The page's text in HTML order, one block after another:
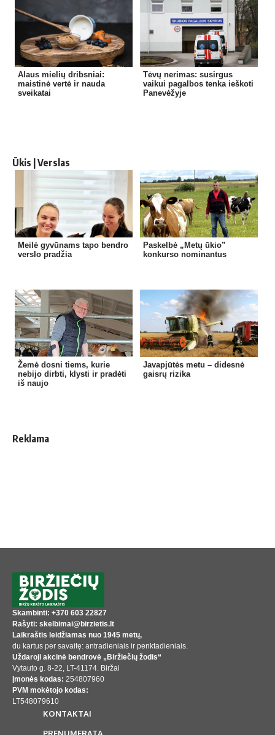
Alaus mielių dribsniai:
maistinė vertė ir nauda
sveikatai
Tėvų nerimas: susirgus
vaikui pagalbos tenka ieškoti
Panevėžyje
Ūkis | Verslas
Meilė gyvūnams tapo bendro
verslo pradžia
Paskelbė „Metų ūkio”
konkurso nominantus
Žemė dosni tiems, kurie
nebijo dirbti, klysti ir pradėti
iš naujo
Javapjūtės metu – didesnė
gaisrų rizika
Reklama
Skambinti: +370 603 22827
Rašyti: skelbimai@birzietis.lt
Laikraštis leidžiamas nuo 1945 metų,
du kartus per savaitę: antradieniais ir penktadieniais.
Uždaroji akcinė bendrovė „Biržiečių žodis“
Vytauto g. 8-22, LT-41174. Biržai
Įmonės kodas: 254807960
PVM mokėtojo kodas:
LT548079610
KONTAKTAI
PRENUMERATA